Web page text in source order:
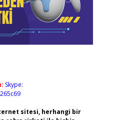
Skype:
sitesi, herhangi bir